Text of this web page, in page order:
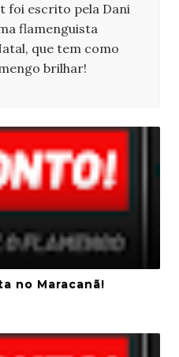
foi escrito pela Dani
flamenguista
que tem como
brilhar!
no Maracanã!